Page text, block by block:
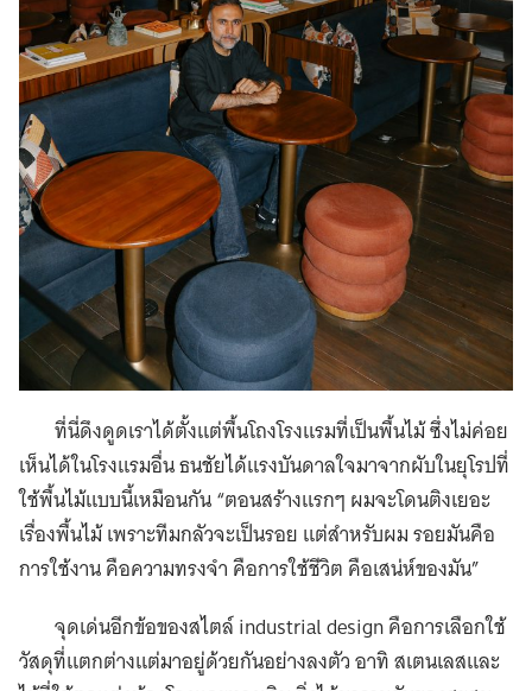
ที่นี่ดึงดูดเราได้ตั้งแต่พื้นโถงโรงแรมที่เป็นพื้นไม้ ซึ่งไม่ค่อย
เห็นได้ในโรงแรมอื่น ธนชัยได้แรงบันดาลใจมาจากผับในยุโรปที่
ใช้พื้นไม้แบบนี้เหมือนกัน “ตอนสร้างแรกๆ ผมจะโดนติงเยอะ
เรื่องพื้นไม้ เพราะทีมกลัวจะเป็นรอย แต่สำหรับผม รอยมันคือ
การใช้งาน คือความทรงจำ คือการใช้ชีวิต คือเสน่ห์ของมัน”
จุดเด่นอีกข้อของสไตล์ industrial design คือการเลือกใช้
วัสดุที่แตกต่างแต่มาอยู่ด้วยกันอย่างลงตัว อาทิ สเตนเลสและ